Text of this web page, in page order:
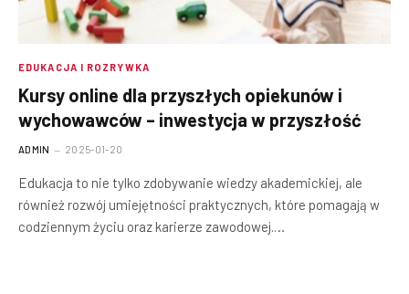
EDUKACJA I ROZRYWKA
Kursy online dla przyszłych opiekunów i
wychowawców – inwestycja w przyszłość
ADMIN 2025-01-20
Edukacja to nie tylko zdobywanie wiedzy akademickiej, ale
również rozwój umiejętności praktycznych, które pomagają w
codziennym życiu oraz karierze zawodowej.…